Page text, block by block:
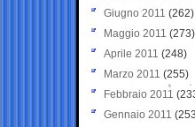
Giugno 2011 (262)
Maggio 2011 (273)
Aprile 2011 (248)
Marzo 2011 (255)
Febbraio 2011
Gennaio 2011